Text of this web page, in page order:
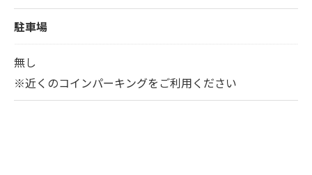
駐車場
無し
※近くのコインパーキングをご利用ください